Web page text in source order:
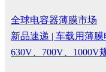
全球电容器薄膜市场
新品速递 | 车载用薄膜
630V、700V、1000V